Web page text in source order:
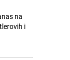
na
i